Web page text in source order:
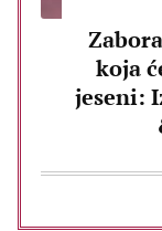
koja
jeseni: